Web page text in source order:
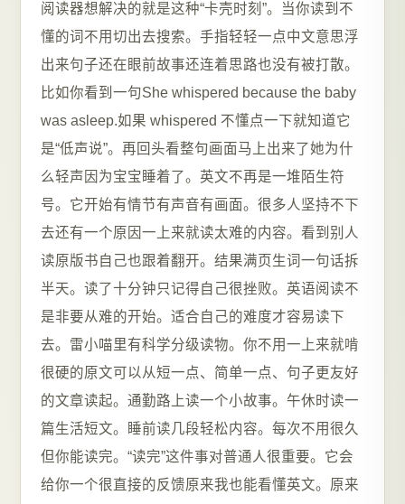
阅读器想解决的就是这种“卡壳时刻”。当你读到不
懂的词不用切出去搜索。手指轻轻一点中文意思浮
出来句子还在眼前故事还连着思路也没有被打散。
比如你看到一句She whispered because the baby
was asleep.如果 whispered 不懂点一下就知道它
是“低声说”。再回头看整句画面马上出来了她为什
么轻声因为宝宝睡着了。英文不再是一堆陌生符
号。它开始有情节有声音有画面。很多人坚持不下
去还有一个原因一上来就读太难的内容。看到别人
读原版书自己也跟着翻开。结果满页生词一句话拆
半天。读了十分钟只记得自己很挫败。英语阅读不
是非要从难的开始。适合自己的难度才容易读下
去。雷小喵里有科学分级读物。你不用一上来就啃
很硬的原文可以从短一点、简单一点、句子更友好
的文章读起。通勤路上读一个小故事。午休时读一
篇生活短文。睡前读几段轻松内容。每次不用很久
但你能读完。“读完”这件事对普通人很重要。它会
给你一个很直接的反馈原来我也能看懂英文。原来